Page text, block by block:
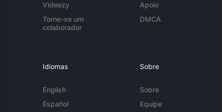
Videezy
Torne-se um
colaborador
Apoio
DMCA
Idiomas
English
Español
Sobre
Sobre
Equipe